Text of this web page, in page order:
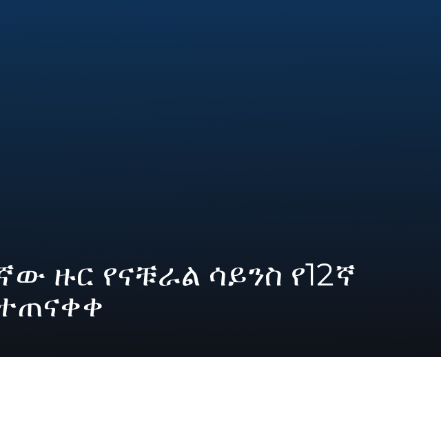
ዙር የናቹራል ሳይንስ የ12ኛ